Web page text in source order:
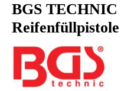
BGS